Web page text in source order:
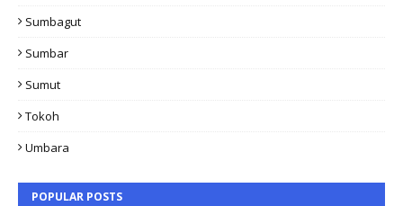
Sumbagut
Sumbar
Sumut
Tokoh
Umbara
POPULAR POSTS